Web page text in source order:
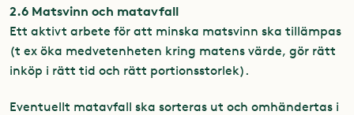
2.6 Matsvinn och matavfall
Ett aktivt arbete för att minska matsvinn ska tillämpas
(t ex öka medvetenheten kring matens värde, gör rätt
inköp i rätt tid och rätt portionsstorlek).
Eventuellt matavfall ska sorteras ut och omhändertas i